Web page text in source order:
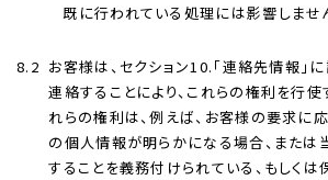
既に行われている処理には影響しませ
8.2 お客様は、セクション10.「連絡先情報」
連絡することにより、これらの権利を行使
れらの権利は、例えば、お客様の要求に
の個人情報が明らかになる場合、または
することを義務付けられている、もしく